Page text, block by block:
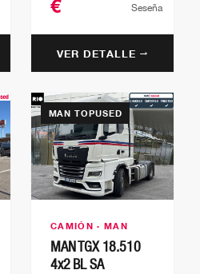
€
Seseña
VER DETALLE →
MAN TOPUSED
CAMIÓN · MAN
MAN TGX 18.510
4x2 BL SA